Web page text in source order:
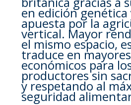
en edición genética
apuesta por la
vertical. Mayor
el mismo espacio,
traduce en
económicos para
productores sin
y respetando al
seguridad